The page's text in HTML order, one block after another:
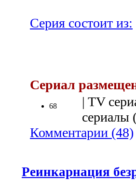
Серия состоит из:
Сериал
68
| TV
сериалы
Комментарии (48)
Реинкарнация